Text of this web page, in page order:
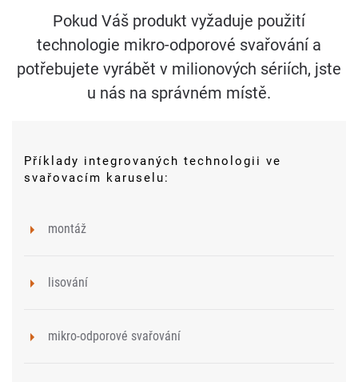
Pokud Váš produkt vyžaduje použití
technologie mikro-odporové svařování a
potřebujete vyrábět v milionových sériích, jste
u nás na správném místě.
Příklady integrovaných technologii ve
svařovacím karuselu:
montáž
lisování
mikro-odporové svařování